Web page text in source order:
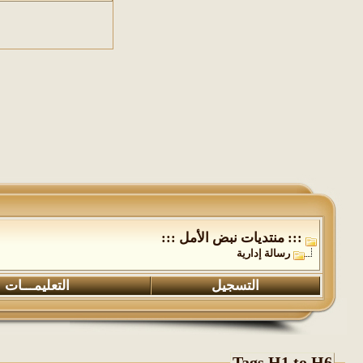
::: منتديات نبض الأمل :::
رسالة إدارية
التسجيل التعليمـــات